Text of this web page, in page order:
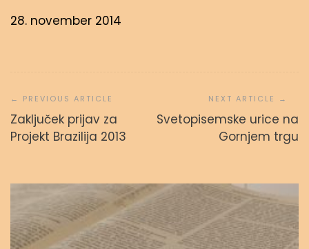
28. november 2014
prispevka
Zaključek prijav za
Projekt Brazilija 2013
Svetopisemske urice na
Gornjem trgu
Svetopisemske urice